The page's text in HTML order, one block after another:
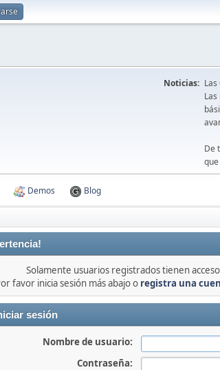
Noticias: Las
De
Demos Blog
Solamente usuarios registrados tienen
favor inicia sesión más abajo o registra una
sesión
Nombre de usuario:
Contraseña: